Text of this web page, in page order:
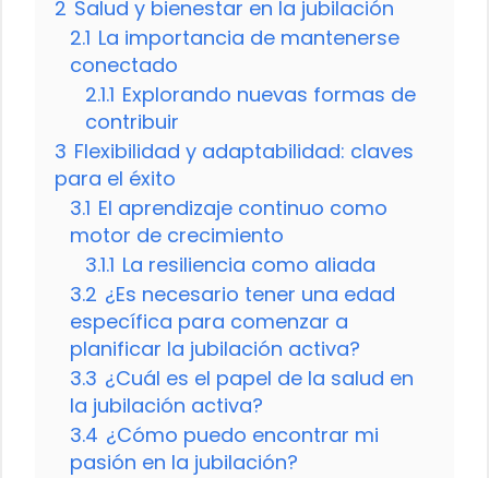
2 Salud y bienestar en la jubilación
2.1 La importancia de mantenerse
conectado
2.1.1 Explorando nuevas formas de
contribuir
3 Flexibilidad y adaptabilidad: claves
para el éxito
3.1 El aprendizaje continuo como
motor de crecimiento
3.1.1 La resiliencia como aliada
3.2 ¿Es necesario tener una edad
específica para comenzar a
planificar la jubilación activa?
3.3 ¿Cuál es el papel de la salud en
la jubilación activa?
3.4 ¿Cómo puedo encontrar mi
pasión en la jubilación?